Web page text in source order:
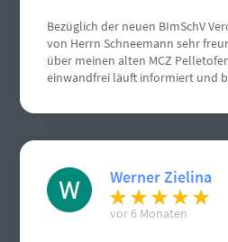
Bezüglich der neuen BImSchV
von Herrn Schneemann sehr
über meinen alten MCZ
einwandfrei läuft informiert und
vielen Dank.
Werner Zielina
vor 6 Monaten